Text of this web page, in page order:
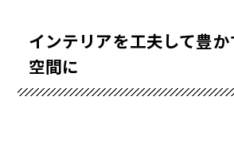
インテリアを工夫して豊
空間に